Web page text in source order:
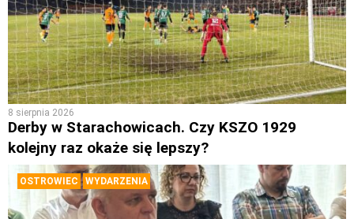
8 sierpnia 2026
Derby w Starachowicach. Czy KSZO 1929
kolejny raz okaże się lepszy?
OSTROWIEC WYDARZENIA